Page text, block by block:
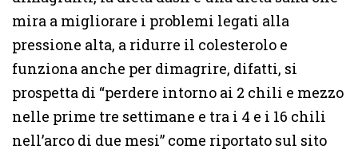
mira a migliorare i problemi legati alla
pressione alta, a ridurre il colesterolo e
funziona anche per dimagrire, difatti, si
prospetta di “perdere intorno ai 2 chili e mezzo
nelle prime tre settimane e tra i 4 e i 16 chili
nell’arco di due mesi” come riportato sul sito